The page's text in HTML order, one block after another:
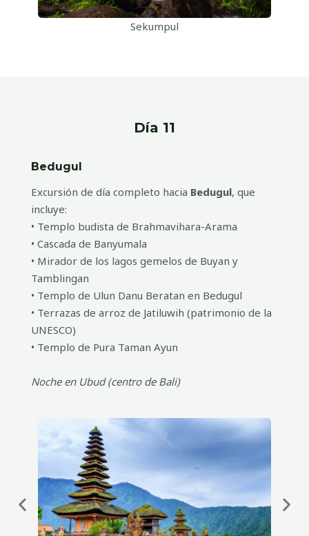
Sekumpul
Día 11
Bedugul
Excursión de día completo hacia Bedugul, que
incluye:
• Templo budista de Brahmavihara-Arama
• Cascada de Banyumala
• Mirador de los lagos gemelos de Buyan y
Tamblingan
• Templo de Ulun Danu Beratan en Bedugul
• Terrazas de arroz de Jatiluwih (patrimonio de la
UNESCO)
• Templo de Pura Taman Ayun
Noche en Ubud (centro de Bali)